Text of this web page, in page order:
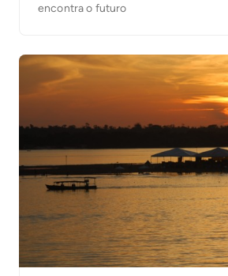
encontra o futuro